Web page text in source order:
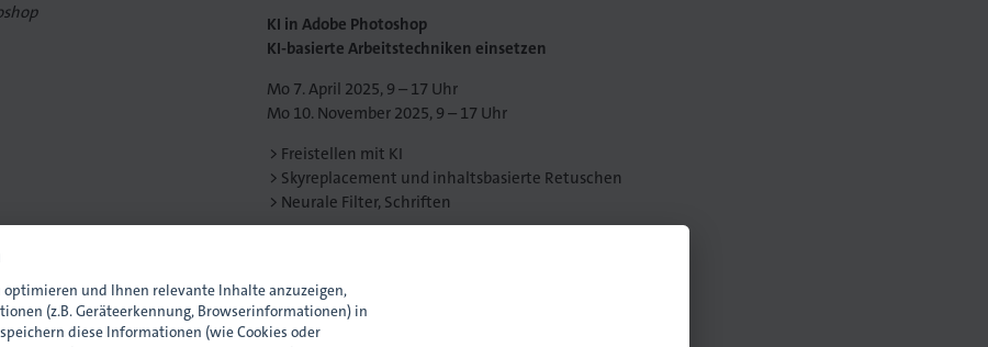
KI in Adobe Photoshop
KI-basierte Arbeitstechniken einsetzen
Mo 7. April 2025, 9 – 17 Uhr
Mo 10. November 2025, 9 – 17 Uhr
Freistellen mit KI
Skyreplacement und inhaltsbasierte Retuschen
Neurale Filter, Schriften
Ansprechpartnerin
optimieren und Ihnen relevante Inhalte anzuzeigen,
(z.B. Geräteerkennung, Browserinformationen) in
diese Informationen (wie Cookies oder